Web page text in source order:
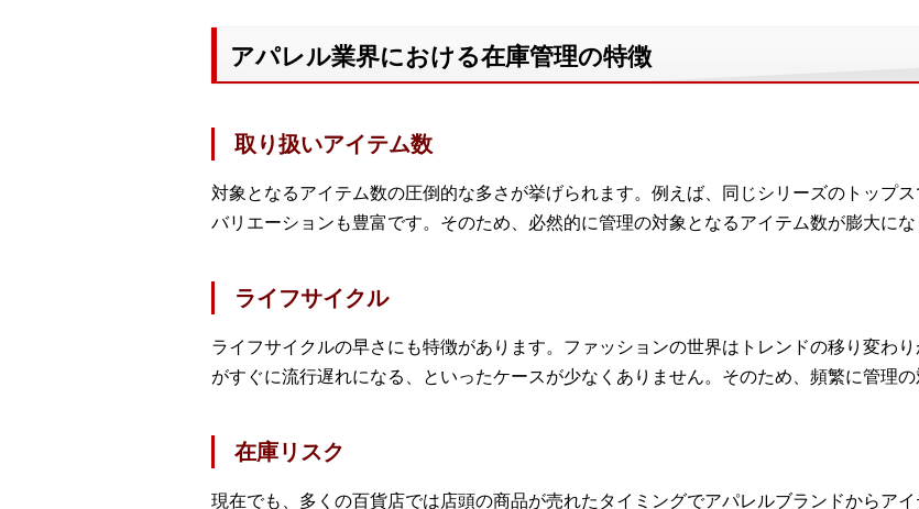
アパレル業界における在庫管理の特徴
取り扱いアイテム数
対象となるアイテム数の圧倒的な多さが挙げられます。例えば、同じシリーズのトップ
バリエーションも豊富です。そのため、必然的に管理の対象となるアイテム数が膨大にな
ライフサイクル
ライフサイクルの早さにも特徴があります。ファッションの世界はトレンドの移り変わ
がすぐに流行遅れになる、といったケースが少なくありません。そのため、頻繁に管理の
在庫リスク
現在でも、多くの百貨店では店頭の商品が売れたタイミングでアパレルブランドからア